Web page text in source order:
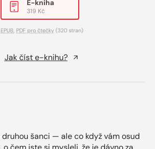
E-kniha
319 Kč
EPUB, PDF pro čtečky (320 stran)
Jak číst e-knihu?
druhou šanci — ale co když vám osud